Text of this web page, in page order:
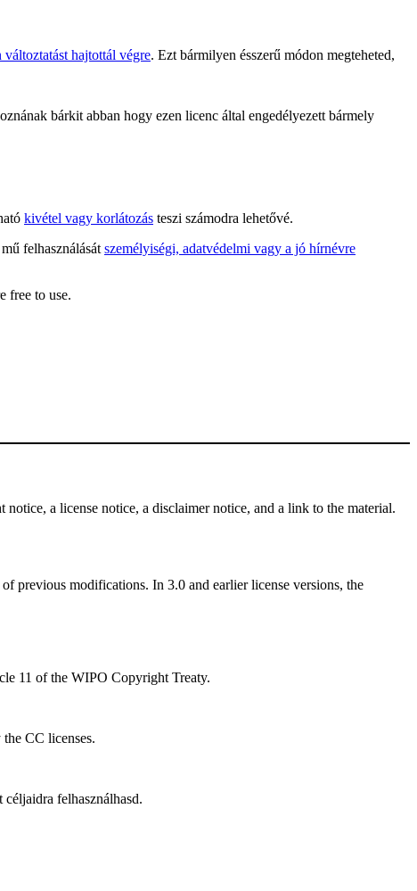
hajtottál végre. Ezt bármilyen ésszerű módon megteheted,
bárkit abban hogy ezen licenc által engedélyezett bármely
kivétel vagy korlátozás teszi számodra lehetővé.
felhasználását személyiségi, adatvédelmi vagy a jó hírnévre
free to use.
a license notice, a disclaimer notice, and a link to the material.
previous modifications. In 3.0 and earlier license versions, the
11 of the WIPO Copyright Treaty.
CC licenses.
felhasználhasd.